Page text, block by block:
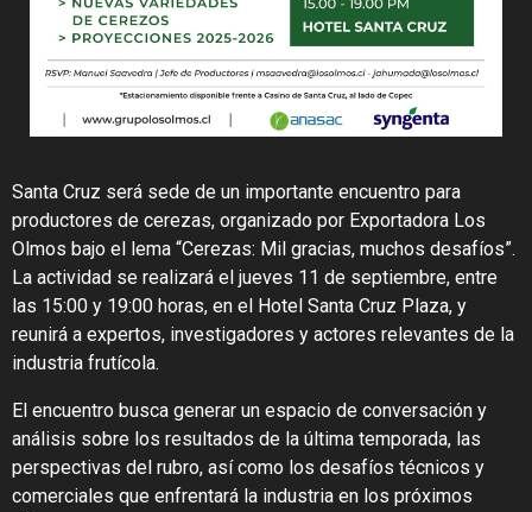
Santa Cruz será sede de un importante encuentro para
productores de cerezas, organizado por Exportadora Los
Olmos bajo el lema “Cerezas: Mil gracias, muchos desafíos”.
La actividad se realizará el jueves 11 de septiembre, entre
las 15:00 y 19:00 horas, en el Hotel Santa Cruz Plaza, y
reunirá a expertos, investigadores y actores relevantes de la
industria frutícola.
El encuentro busca generar un espacio de conversación y
análisis sobre los resultados de la última temporada, las
perspectivas del rubro, así como los desafíos técnicos y
comerciales que enfrentará la industria en los próximos